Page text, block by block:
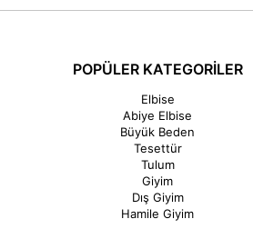
POPÜLER KATEGORİLER
Elbise
Abiye Elbise
Büyük Beden
Tesettür
Tulum
Giyim
Dış Giyim
Hamile Giyim